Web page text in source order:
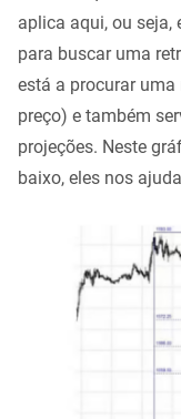
aplica aqui, ou seja,
para buscar uma
está a procurar
preço) e também
projeções. Neste
baixo, eles nos